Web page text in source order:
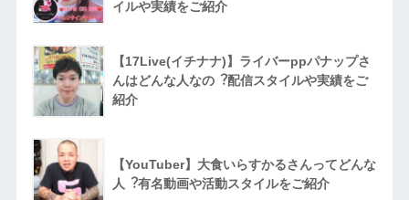
イルや実績をご紹介
【17Live(イチナナ)】ライバーppパナップさ
んはどんな人なの︖配信スタイルや実績をご
紹介
【YouTuber】大食いらすかるさんってどんな
⼈︖有名動画や活動スタイルをご紹介